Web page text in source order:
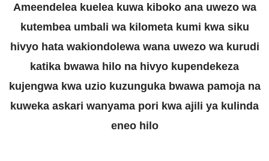
Ameendelea kuelea kuwa kiboko ana uwezo wa
kutembea umbali wa kilometa kumi kwa siku
hivyo hata wakiondolewa wana uwezo wa kurudi
katika bwawa hilo na hivyo kupendekeza
kujengwa kwa uzio kuzunguka bwawa pamoja na
kuweka askari wanyama pori kwa ajili ya kulinda
eneo hilo